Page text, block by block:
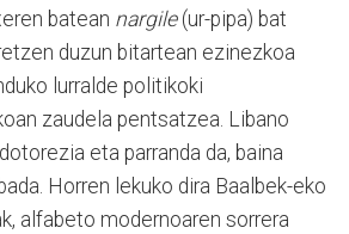
batean nargile(ur-pipa) bat
duzun bitartean ezinezkoa
lurralde politikoki
zaudela pentsatzea. Libano
eta parranda da, baina
Horren lekuko dira Baalbek-eko
alfabeto modernoaren sorrera